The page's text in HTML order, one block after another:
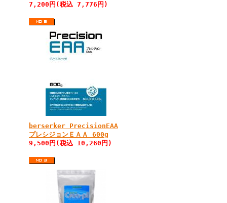
7,200円(税込 7,776円)
berserker PrecisionEAA
プレシジョンＥＡＡ 600g
9,500円(税込 10,260円)